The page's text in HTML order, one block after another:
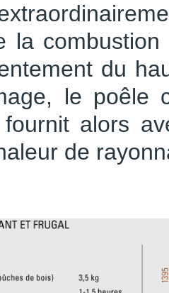
la
du
le poêle
alors
de